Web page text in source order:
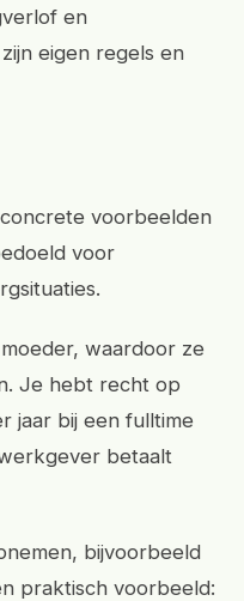
en
eigen regels en
voorbeelden
voor
waardoor ze
Je hebt recht op
jaar bij een fulltime
betaalt
bijvoorbeeld
praktisch voorbeeld: